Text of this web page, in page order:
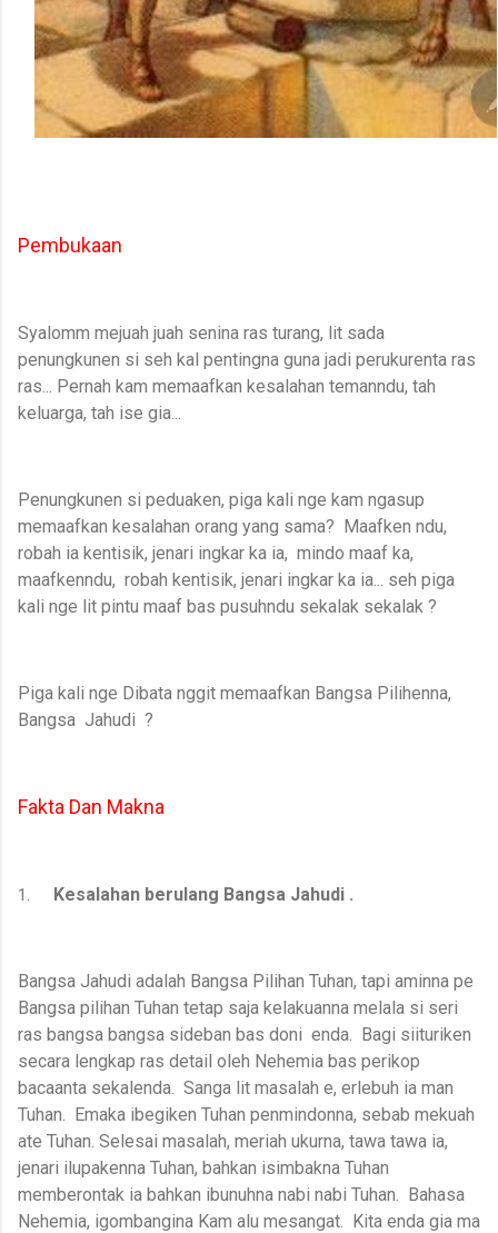
Pembukaan
Syalomm mejuah juah senina ras turang, lit sada
penungkunen si seh kal pentingna guna jadi perukurenta ras
ras... Pernah kam memaafkan kesalahan temanndu, tah
keluarga, tah ise gia...
Penungkunen si peduaken, piga kali nge kam ngasup
memaafkan kesalahan orang yang sama? Maafken ndu,
robah ia kentisik, jenari ingkar ka ia, mindo maaf ka,
maafkenndu, robah kentisik, jenari ingkar ka ia... seh piga
kali nge lit pintu maaf bas pusuhndu sekalak sekalak ?
Piga kali nge Dibata nggit memaafkan Bangsa Pilihenna,
Bangsa Jahudi ?
Fakta Dan Makna
1. Kesalahan berulang Bangsa Jahudi .
Bangsa Jahudi adalah Bangsa Pilihan Tuhan, tapi aminna pe
Bangsa pilihan Tuhan tetap saja kelakuanna melala si seri
ras bangsa bangsa sideban bas doni enda. Bagi siituriken
secara lengkap ras detail oleh Nehemia bas perikop
bacaanta sekalenda. Sanga lit masalah e, erlebuh ia man
Tuhan. Emaka ibegiken Tuhan penmindonna, sebab mekuah
ate Tuhan. Selesai masalah, meriah ukurna, tawa tawa ia,
jenari ilupakenna Tuhan, bahkan isimbakna Tuhan
memberontak ia bahkan ibunuhna nabi nabi Tuhan. Bahasa
Nehemia, igombangina Kam alu mesangat. Kita enda gia ma